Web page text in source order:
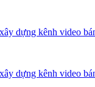
dựng kênh video
dựng kênh video